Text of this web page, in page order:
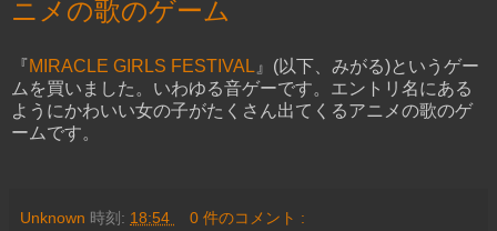
ニメの歌のゲーム
『MIRACLE GIRLS FESTIVAL 』(以下、みがる)というゲー
ムを買いました。いわゆる音ゲーです。エントリ名にある
ようにかわいい女の子がたくさん出てくるアニメの歌のゲ
ームです。
Unknown 時刻: 18:54 0 件のコメント :